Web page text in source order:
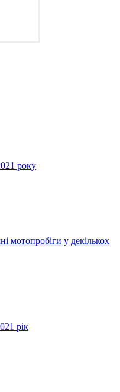
року
мотопробіги у декількох
рік